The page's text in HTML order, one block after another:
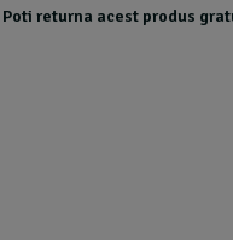
Poti returna acest produs